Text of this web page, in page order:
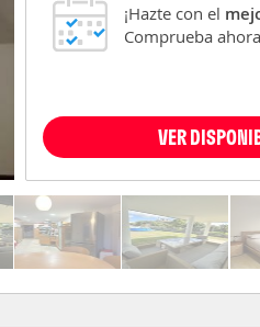
¡Hazte con el
Comprueba
VER